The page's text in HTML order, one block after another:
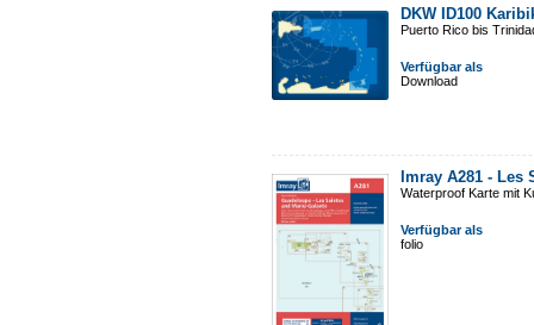
DKW ID100
Puerto Rico bis
Verfügbar als
Download
Imray A281 -
Waterproof Karte mit
Verfügbar als
folio